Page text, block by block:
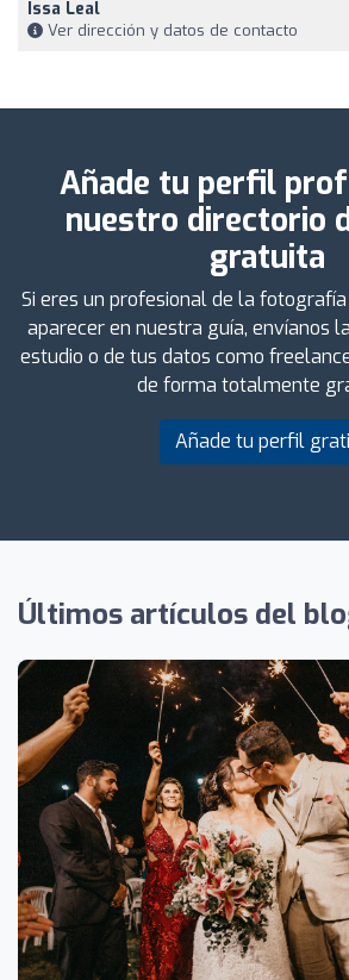
Issa Leal
Ver dirección y datos de contacto
Añade tu perfil
nuestro directorio
gratuita
Si eres un profesional de la
aparecer en nuestra guía, envíanos
estudio o de tus datos como
de forma totalmente
Añade tu perfil
Últimos artículos del